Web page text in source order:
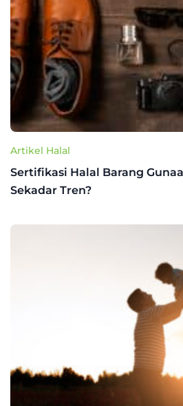
Artikel Halal
Sertifikasi Halal Barang
Sekadar Tren?